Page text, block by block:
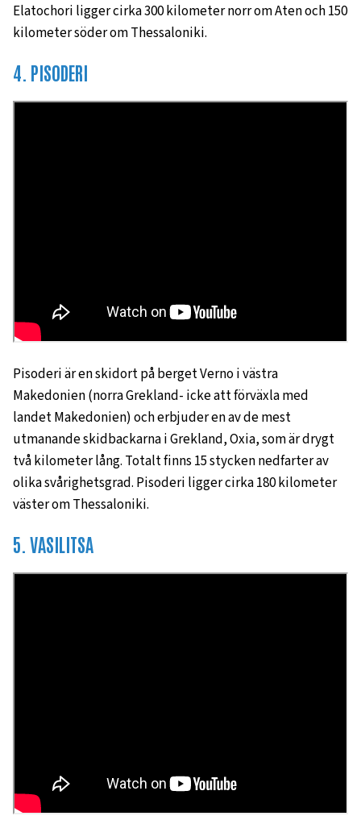
Elatochori ligger cirka 300 kilometer norr om Aten och 150
kilometer söder om Thessaloniki.
4. PISODERI
Pisoderi är en skidort på berget Verno i västra
Makedonien (norra Grekland- icke att förväxla med
landet Makedonien) och erbjuder en av de mest
utmanande skidbackarna i Grekland, Oxia, som är drygt
två kilometer lång. Totalt finns 15 stycken nedfarter av
olika svårighetsgrad. Pisoderi ligger cirka 180 kilometer
väster om Thessaloniki.
5. VASILITSA